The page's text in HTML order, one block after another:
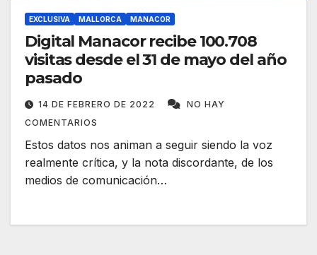
EXCLUSIVA MALLORCA MANACOR
Digital Manacor recibe 100.708
visitas desde el 31 de mayo del año
pasado
14 DE FEBRERO DE 2022
NO HAY
COMENTARIOS
Estos datos nos animan a seguir siendo la voz
realmente crítica, y la nota discordante, de los
medios de comunicación…